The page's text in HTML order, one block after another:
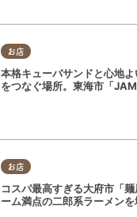
お店
本格キューバサンドと心地
をつなぐ場所。東海市「
お店
コスパ最高すぎる大府市「
ーム満点の二郎系ラーメン